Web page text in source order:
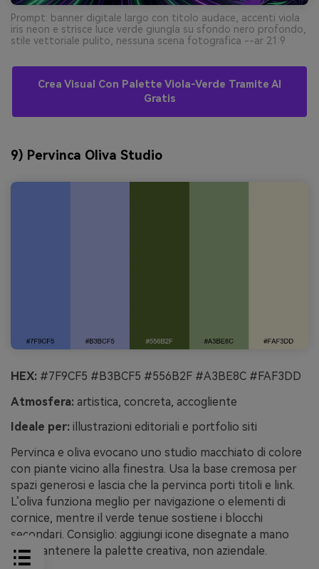
Prompt: banner digitale largo con titolo audace, accenti viola
iris neon e strisce luce verde giungla su sfondo nero profondo,
stile vettoriale pulito, nessuna scena fotografica --ar 21:9
Crea Visual Con Palette Viola-Verde Tramite AI
Gratis
9) Pervinca Oliva Studio
HEX: #7F9CF5 #B3BCF5 #556B2F #A3BE8C #FAF3DD
Atmosfera: artistica, concreta, accogliente
Ideale per: illustrazioni editoriali e portfolio siti
Pervinca e oliva evocano uno studio macchiato di colore
con piante vicino alla finestra. Usa la base cremosa per
spazi generosi e lascia che la pervinca porti titoli e link.
L’oliva funziona meglio per navigazione o elementi di
cornice, mentre il verde tenue sostiene i blocchi
secondari. Consiglio: aggiungi icone disegnate a mano
per mantenere la palette creativa, non aziendale.